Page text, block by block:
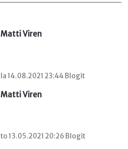
Matti Viren
la 14.08.2021 23:44 Blogit
Matti Viren
to 13.05.2021 20:26 Blogit